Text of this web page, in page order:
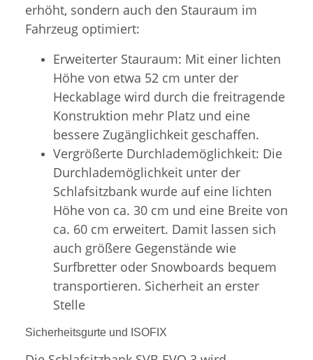
erhöht, sondern auch den Stauraum im
Fahrzeug optimiert:
Erweiterter Stauraum: Mit einer lichten
Höhe von etwa 52 cm unter der
Heckablage wird durch die freitragende
Konstruktion mehr Platz und eine
bessere Zugänglichkeit geschaffen.
Vergrößerte Durchlademöglichkeit: Die
Durchlademöglichkeit unter der
Schlafsitzbank wurde auf eine lichten
Höhe von ca. 30 cm und eine Breite von
ca. 60 cm erweitert. Damit lassen sich
auch größere Gegenstände wie
Surfbretter oder Snowboards bequem
transportieren. Sicherheit an erster
Stelle
Sicherheitsgurte und ISOFIX